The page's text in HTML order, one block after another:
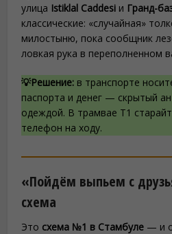
улица Istiklal Caddesi и Гранд-
классические: «случайная»
милостыню, пока сообщник
ловкая рука в переполненном
💡Решение: в транспорте
паспорта и денег — скрытый
одеждой. В трамвае T1
телефон на ходу.
«Пойдём выпьем с
схема
Это схема №1 в Стамбуле — и